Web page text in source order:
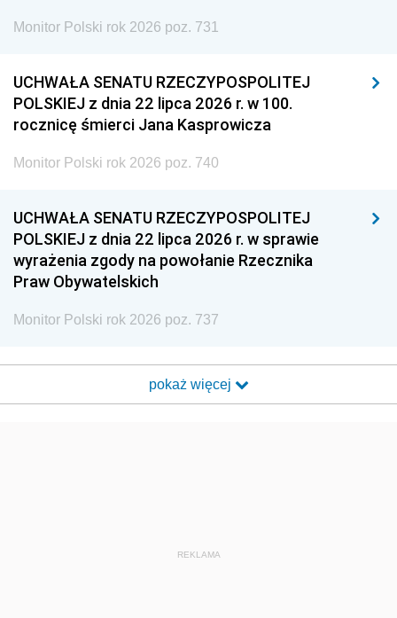
Monitor Polski rok 2026 poz. 731
UCHWAŁA SENATU RZECZYPOSPOLITEJ
POLSKIEJ z dnia 22 lipca 2026 r. w 100.
rocznicę śmierci Jana Kasprowicza
Monitor Polski rok 2026 poz. 740
UCHWAŁA SENATU RZECZYPOSPOLITEJ
POLSKIEJ z dnia 22 lipca 2026 r. w sprawie
wyrażenia zgody na powołanie Rzecznika
Praw Obywatelskich
Monitor Polski rok 2026 poz. 737
pokaż więcej
REKLAMA